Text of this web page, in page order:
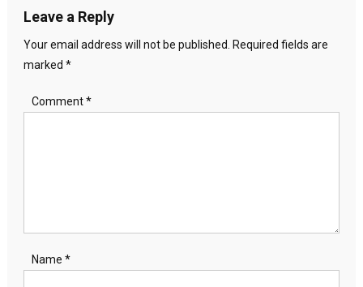
Leave a Reply
Your email address will not be published.
Required fields are
marked *
Comment*
Name *